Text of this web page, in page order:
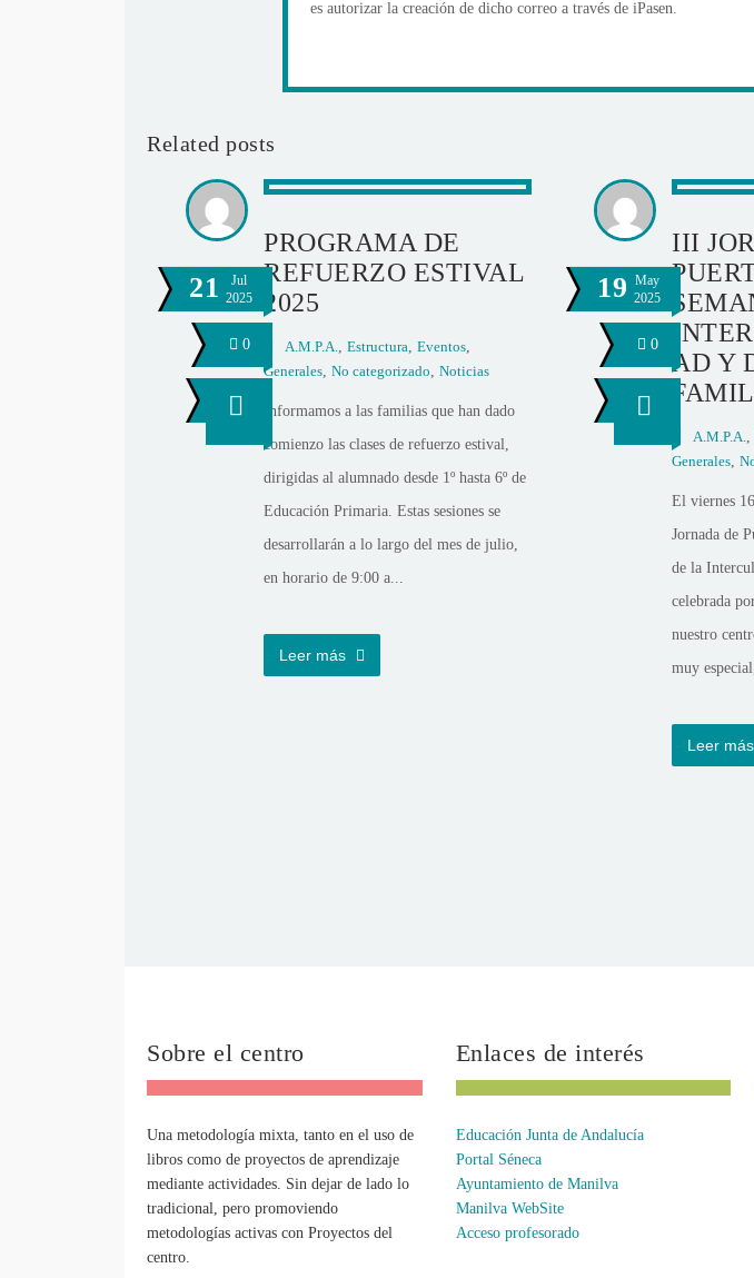
es autorizar la creación de dicho correo a través de iPasen.
Related posts
21
Jul
2025
0
PROGRAMA DE
REFUERZO ESTIVAL
2025
A.M.P.A., Estructura, Eventos,
Generales, No categorizado, Noticias
Informamos a las familias que han dado
comienzo las clases de refuerzo estival,
dirigidas al alumnado desde 1º hasta 6º de
Educación Primaria. Estas sesiones se
desarrollarán a lo largo del mes de julio,
en horario de 9:00 a...
Leer más
19 May
2025
0
III
AD Y
A.M.P.A.
Generales,
El viernes
Jornada de
de la
celebrada
nuestro
muy
Leer más
Sobre el centro
Una metodología mixta, tanto en el uso de
libros como de proyectos de aprendizaje
mediante actividades. Sin dejar de lado lo
tradicional, pero promoviendo
metodologías activas con Proyectos del
centro.
Enlaces de interés
Educación Junta de Andalucía
Portal Séneca
Ayuntamiento de Manilva
Manilva WebSite
Acceso profesorado